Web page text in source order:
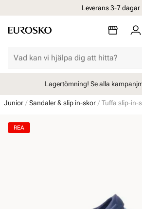
Leverans 3-7 dagar
Lagertömning! Se alla
Junior Sandaler & slip in-skor Tuffa slip-in-
REA